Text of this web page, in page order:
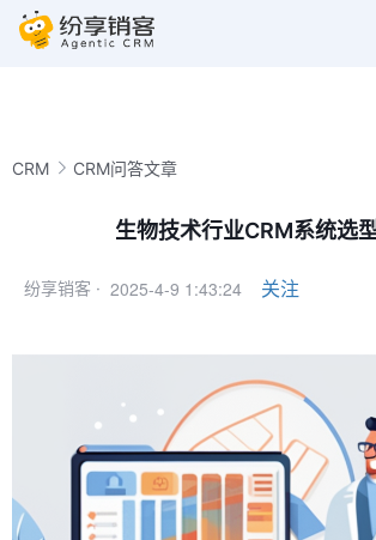
CRM CRM问答文章
生物技术行业CRM系统选
纷享销客 · 2025-4-9 1:43:24 关注